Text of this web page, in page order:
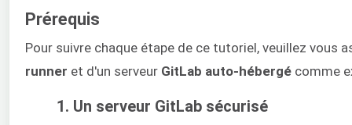
Prérequis
Pour suivre chaque étape de ce tutoriel, veuillez vous
runner et d'un serveur GitLab auto-hébergé comme
1. Un serveur GitLab sécurisé